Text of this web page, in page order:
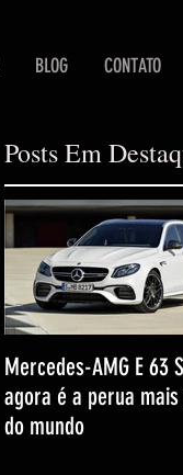
BLOG CONTATO
Posts Em
Mercedes-AMG E 63
agora é a perua
do mundo